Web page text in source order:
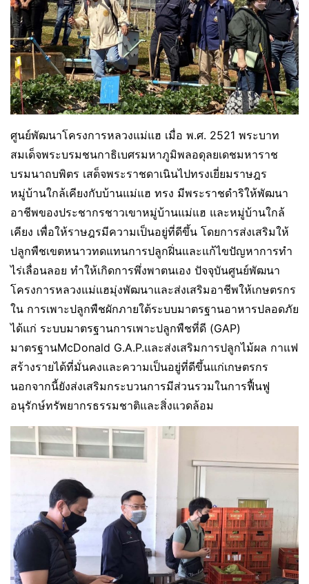
ศูนย์พัฒนาโครงการหลวงแม่แฮ เมื่อ พ.ศ. 2521 พระบาท
สมเด็จพระบรมชนกาธิเบศรมหาภูมิพลอดุลยเดชมหาราช
บรมนาถบพิตร เสด็จพระราชดาเนินไปทรงเยี่ยมราษฎร
หมู่บ้านใกล้เคียงกับบ้านแม่แฮ ทรง มีพระราชดำริให้พัฒนา
อาชีพของประชากรชาวเขาหมู่บ้านแม่แฮ และหมู่บ้านใกล้
เคียง เพื่อให้ราษฎรมีความเป็นอยู่ที่ดีขึ้น โดยการส่งเสริมให้
ปลูกพืชเขตหนาวทดแทนการปลูกฝิ่นและแก้ไขปัญหาการทำ
ไร่เลื่อนลอย ทำให้เกิดการพึ่งพาตนเอง ปัจจุบันศูนย์พัฒนา
โครงการหลวงแม่แฮมุ่งพัฒนาและส่งเสริมอาชีพให้เกษตรกร
ใน การเพาะปลูกพืชผักภายใต้ระบบมาตรฐานอาหารปลอดภัย
ได้แก่ ระบบมาตรฐานการเพาะปลูกพืชที่ดี (GAP)
มาตรฐานMcDonald G.A.P.และส่งเสริมการปลูกไม้ผล กาแฟ
สร้างรายได้ที่มั่นคงและความเป็นอยู่ที่ดีขึ้นแก่เกษตรกร
นอกจากนี้ยังส่งเสริมกระบวนการมีส่วนรวมในการฟื้นฟู
อนุรักษ์ทรัพยากรธรรมชาติและสิ่งแวดล้อม